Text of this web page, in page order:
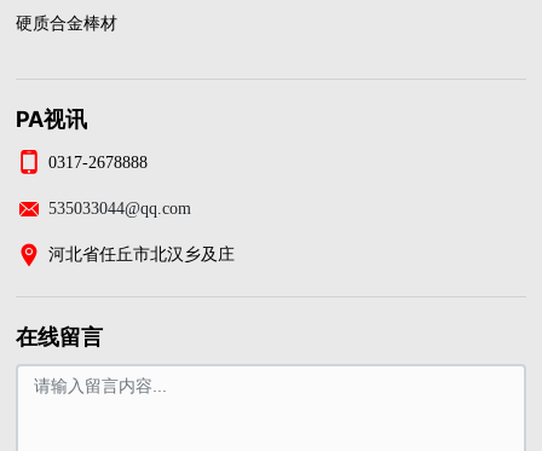
硬质合金棒材
PA视讯
0317-2678888
535033044@qq.com
河北省任丘市北汉乡及庄
在线留言